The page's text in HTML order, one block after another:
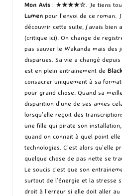
Mon Avis : ★★★★☆. Je tiens
Lumen pour l’envoi de ce roman.
découvrir cette suite, j’avais bien
(critique ici). On change de
pas sauver le Wakanda mais des
disparues. Sa vie a changé
est en plein entrainement de
consacrer uniquement à sa
pour grand chose. Quand sa
disparition d’une de ses amies
lorsqu’elle reçoit des
une fille qui pirate son
quand on connait à quel point
technologies. C’est alors qu’elle
quelque chose de pas nette se
Le soucis c’est que son
surtout de l’énergie et la stresse
droit à l’erreur si elle doit aller